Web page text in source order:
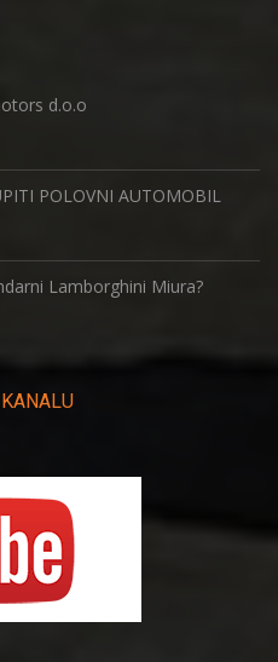
d.o.o
POLOVNI AUTOMOBIL
Lamborghini Miura?